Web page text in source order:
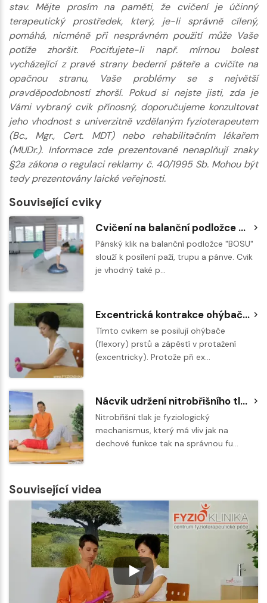
stav. Mějte prosím na paměti, že cvičení je účinný
terapeutický prostředek, který, je-li správně cílený,
pomáhá, nicméně při nesprávném použití může Vaše
potíže zhoršit. Pociťujete-li např. mírnou bolest
vycházející z pravé strany bederní páteře a cvičíte na
opačnou stranu, Vaše problémy se s největší
pravděpodobností zhorší. Pokud si nejste jisti, zda je
Vámi vybraný cvik přínosný, doporučujeme konzultovat
jeho vhodnost s univerzitně vzdělaným fyzioterapeutem
(Bc., Mgr., Cert. MDT) nebo rehabilitačním lékařem
(MUDr.). Informace zde prezentované nenaplňují znaky
§2a zákona o regulaci reklamy č. 40/1995 Sb. Mohou být
tedy prezentovány laické veřejnosti.
Související cviky
Cvičení na balanční podložce BOSU - pánský klik
Pánský klik na balanční podložce "BOSU"
slouží k posílení paží, trupu a pánve. Cvik
je vhodný také p…
Excentrická kontrakce ohýbačů (flexorů) ruky a předloktí - oštěpařský loket
Tímto cvikem se posilují ohýbače
(flexory) prstů a zápěstí v protažení
(excentricky). Protože při ex…
Nácvik udržení nitrobřišního tlaku a aktivace hlubokého stabilizačního systému
Nitrobřišní tlak je fyziologický
mechanismus, který má vliv jak na
dechové funkce tak na správnou fu…
Související videa